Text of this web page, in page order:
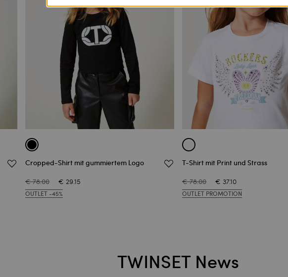
Cropped-Shirt mit gummiertem Logo
€ 78.00 € 29.15
OUTLET -45%
T-Shirt mit Print und Strass
€ 78.00 € 37.10
OUTLET PROMOTION
TWINSET News